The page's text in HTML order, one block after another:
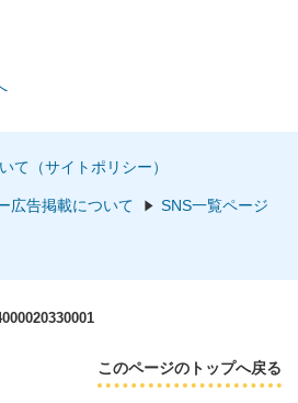
て（サイトポリシー）
広告掲載について SNS一覧ページ
このページのトップへ戻る